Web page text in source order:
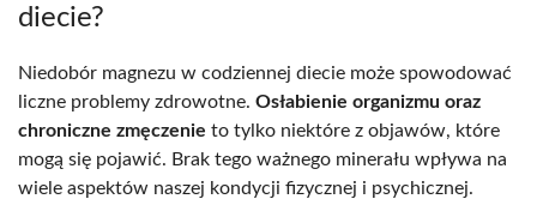
diecie?
Niedobór magnezu w codziennej diecie może spowodować
liczne problemy zdrowotne. Osłabienie organizmu oraz
chroniczne zmęczenie to tylko niektóre z objawów, które
mogą się pojawić. Brak tego ważnego minerału wpływa na
wiele aspektów naszej kondycji fizycznej i psychicznej.